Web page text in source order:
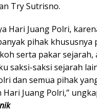
Try Sutrisno.
Hari Juang Polri,
pihak khususnya
serta pakar sejarah,
saksi-saksi sejarah
dan semua pihak
Juang Polri,”
nik